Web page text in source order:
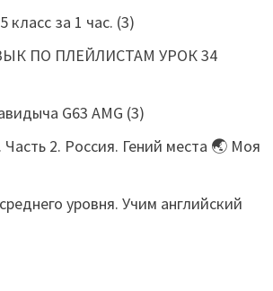
класс за 1 час. (3)
ПО ПЛЕЙЛИСТАМ УРОК 34
G63 AMG (3)
2. Россия. Гений места 🌏 Моя
уровня. Учим английский